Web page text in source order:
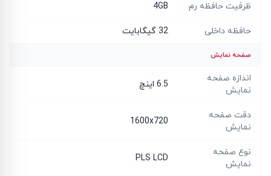
ظرفیت حافظه رم 4GB
حافظه داخلی 32 گیگابایت
صفحه نمایش
اندازه صفحه
نمایش
6.5 اینچ
دقت صفحه
نمایش
1600x720
نوع صفحه
نمایش
PLS LCD